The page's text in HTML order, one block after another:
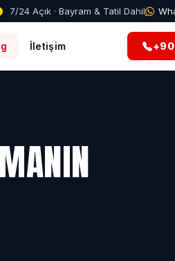
7/24 Açık · Bayram & Tatil Dahil
İletişim